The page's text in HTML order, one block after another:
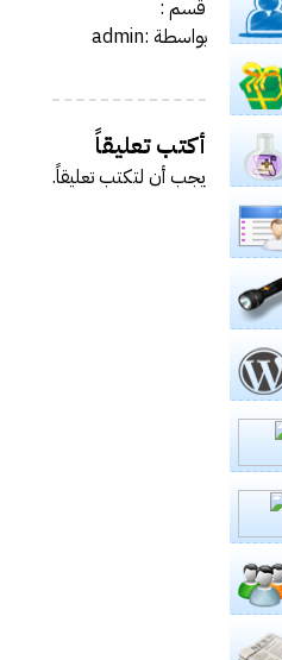
مشاركتي بصحيفة عكاظ حول
خفايا النت والإدمان
مادة محاضرة أمن
للسيدات.. ال مسيري يقدم
إغلاق “فيس بوك” نهائيا في 15 مارس القادم حقيقة ام خيال !!!
قسم :
بواسطة :admin
أكتب تعليقاً
يجب أن لتكتب تعليقاً.